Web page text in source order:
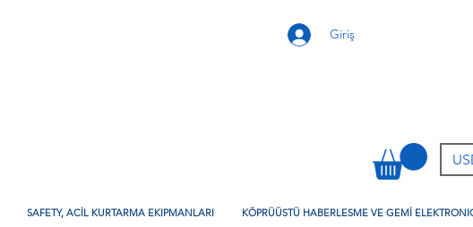
Giriş
SAFETY, ACİL KURTARMA EKIPMANLARI KÖPRÜÜSTÜ HABERLESME VE GEMİ